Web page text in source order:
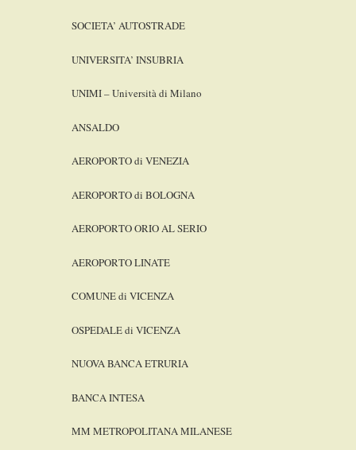
SOCIETA’ AUTOSTRADE
UNIVERSITA’ INSUBRIA
UNIMI – Università di Milano
ANSALDO
AEROPORTO di VENEZIA
AEROPORTO di BOLOGNA
AEROPORTO ORIO AL SERIO
AEROPORTO LINATE
COMUNE di VICENZA
OSPEDALE di VICENZA
NUOVA BANCA ETRURIA
BANCA INTESA
MM METROPOLITANA MILANESE